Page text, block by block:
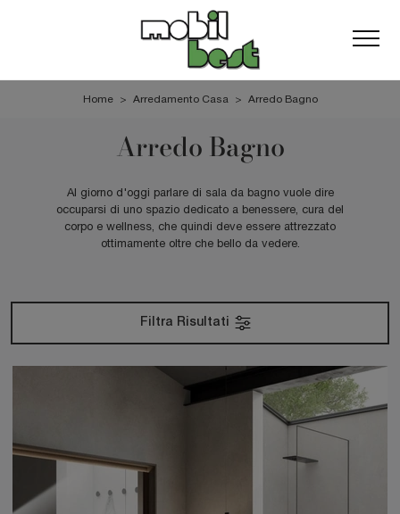
Home > Arredamento Casa > Arredo Bagno
Arredo Bagno
Al giorno d'oggi parlare di sala da bagno vuole dire
occuparsi di uno spazio dedicato a benessere, cura del
corpo e wellness, che quindi deve essere attrezzato
ottimamente oltre che bello da vedere.
Filtra Risultati